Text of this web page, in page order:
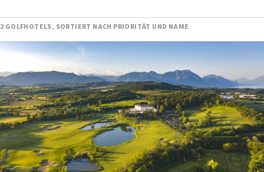
2 GOLFHOTELS, SORTIERT NACH PRIORITÄT UND NAME